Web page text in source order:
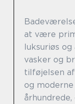
at være
luksuriøs
vasker og
tilføjelsen
og